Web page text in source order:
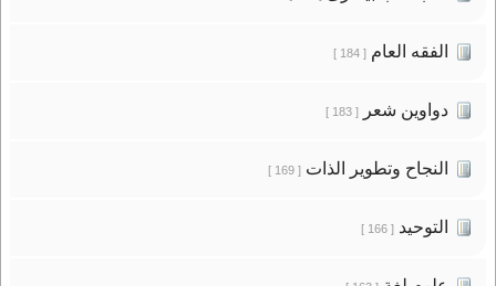
الفقه العام[ 184 ]
دواوين شعر[ 183 ]
النجاح وتطوير الذات[ 169 ]
التوحيد[ 166 ]